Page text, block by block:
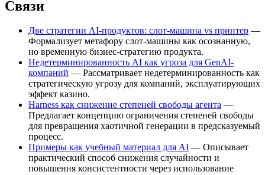
Связи
Две стратегии AI-продуктов: слот-машина vs принтер —
Формализует метафору слот-машины как осознанную,
но временную бизнес-стратегию продукта.
Недетерминированность AI как угроза для GenAI-
компаний — Рассматривает недетерминированность как
стратегическую угрозу для компаний, эксплуатирующих
эффект казино.
Harness как снижение степеней свободы агента —
Предлагает концепцию ограничения степеней свободы
для превращения хаотичной генерации в предсказуемый
процесс.
Примеры как учебный материал для AI — Описывает
практический способ снижения случайности и
повышения консистентности через использование